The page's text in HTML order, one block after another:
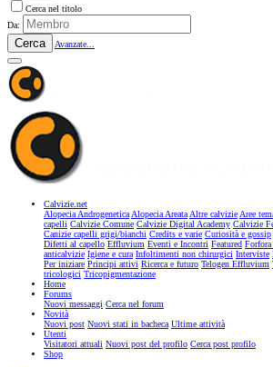
Cerca nel titolo
Da:
Cerca Avanzate...
Calvizie.net
Alopecia AndrogeneticaAlopecia AreataAltre calvizieAree
capelli Calvizie Comune Calvizie Digital Academy Calvizie
Canizie capelli grigi/bianchi Credits e varie Curiosità e gossip
Difetti al capello Effluvium Eventi e Incontri Featured
anticalvizie Igiene e cura Infoltimenti non chirurgici Interviste
Per iniziare Principi attivi Ricerca e futuro Telogen Effluvium
tricologici Tricopigmentazione
Home
Forums
Nuovi messaggi Cerca nel forum
Novità
Nuovi post Nuovi stati in bacheca Ultime attività
Utenti
Visitatori attuali Nuovi post del profilo Cerca post profilo
Shop